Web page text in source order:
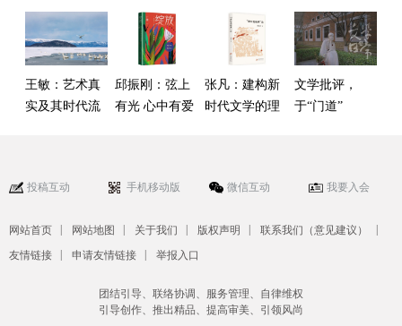
王敏：艺术真
实及其时代流
邱振刚：弦上
有光 心中有爱
张凡：建构新
时代文学的理
文学批评，
于“门道”
投稿互动 手机移动版 微信互动 我要入会
网站首页 网站地图 关于我们 版权声明 联系我们（意见建议）
友情链接 申请友情链接 举报入口
团结引导、联络协调、服务管理、自律维权
引导创作、推出精品、提高审美、引领风尚